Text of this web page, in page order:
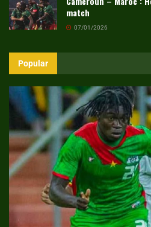
match
07/01/2026
Popular